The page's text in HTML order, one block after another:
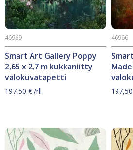
Smart Art Gallery Poppy
2,65 x 2,7 m kukkaniitty
valokuvatapetti
46969
197,50 € /rll
46966
197,50